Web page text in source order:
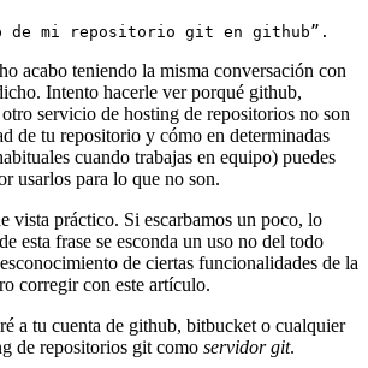
de mi repositorio git en github”.
acabo teniendo la misma conversación con
Intento hacerle ver porqué github,
servicio de hosting de repositorios no son
de tu repositorio y cómo en determinadas
cuando trabajas en equipo) puedes
usarlos para lo que no son.
vista práctico. Si escarbamos un poco, lo
esta frase se esconda un uso no del todo
de ciertas funcionalidades de la
corregir con este artículo.
a tu cuenta de github, bitbucket o cualquier
de repositorios git como servidor git.